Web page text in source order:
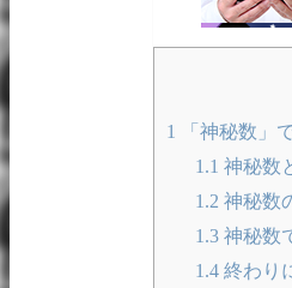
1
「神秘数」
1.1 神秘数
1.2 神秘数
1.3 神秘数
1.4 終わり